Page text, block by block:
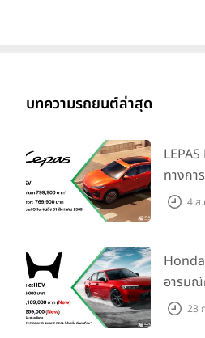
บทความรถยนต์ล่าสุด
ทางกา
วิสัยทัศ
4 ส
อารม
23